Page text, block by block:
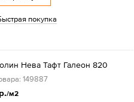
покупка
Нева Тафт Галеон 820
149887
/м2